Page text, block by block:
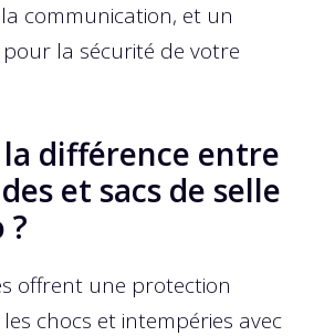
communication, et un
la sécurité de votre
différence entre
et sacs de selle
?
offrent une protection
chocs et intempéries avec